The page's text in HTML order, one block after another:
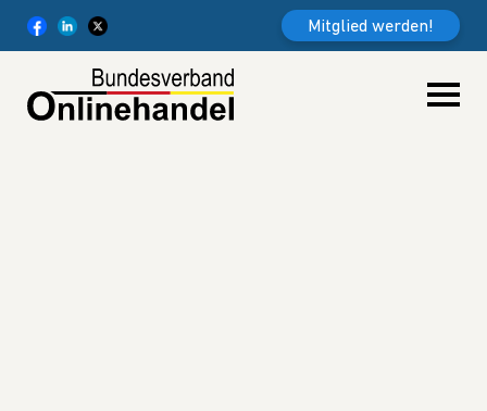
Mitglied werden!